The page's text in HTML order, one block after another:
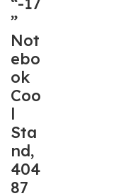
”
Not
ebo
ok
Coo
l
Sta
nd,
404
87